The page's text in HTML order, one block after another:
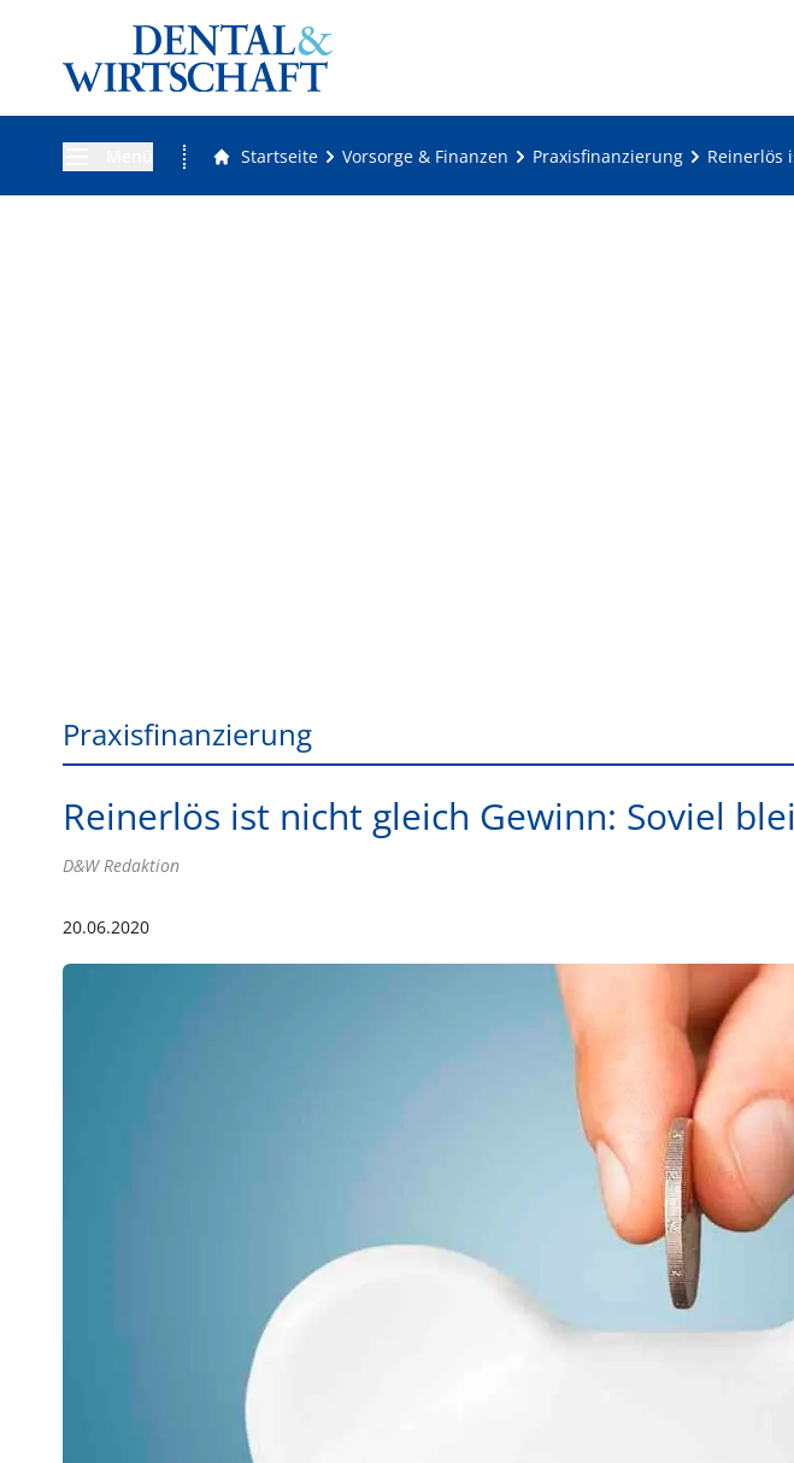
Startseite Vorsorge & Finanzen Praxisfinanzierung Reinerlös
Praxisfinanzierung
Reinerlös ist nicht gleich Gewinn: Soviel
D&W Redaktion
20.06.2020